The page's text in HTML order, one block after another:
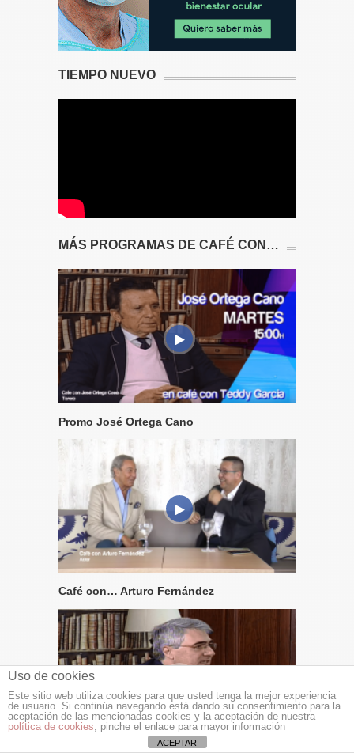
TIEMPO NUEVO
MÁS PROGRAMAS DE CAFÉ CON…
Promo José Ortega Cano
Café con… Arturo Fernández
Uso de cookies
Este sitio web utiliza cookies para que usted tenga la mejor experiencia
de usuario. Si continúa navegando está dando su consentimiento para la
aceptación de las mencionadas cookies y la aceptación de nuestra
política de cookies, pinche el enlace para mayor información
ACEPTAR